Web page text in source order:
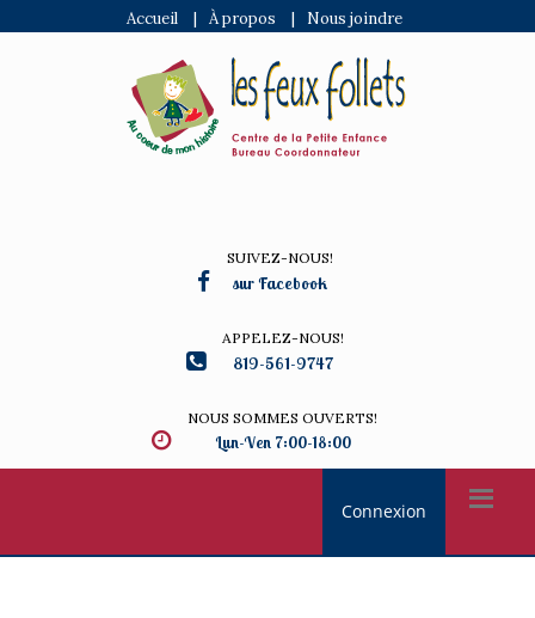
Accueil | À propos | Nous joindre
SUIVEZ-NOUS!
sur Facebook
APPELEZ-NOUS!
819-561-9747
NOUS SOMMES OUVERTS!
Lun-Ven 7:00-18:00
Connexion